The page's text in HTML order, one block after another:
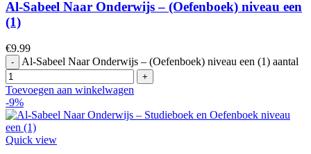
Al-Sabeel Naar Onderwijs – (Oefenboek) niveau een
(1)
€9.99
Al-Sabeel Naar Onderwijs – (Oefenboek) niveau een (1) aantal
Toevoegen aan winkelwagen
-9%
Quick view